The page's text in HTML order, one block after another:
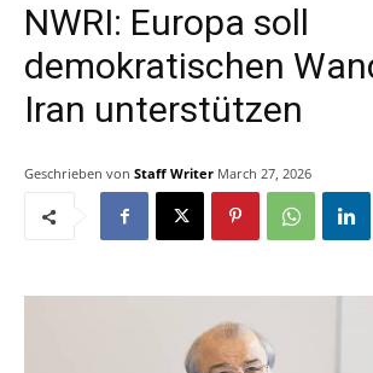
NWRI: Europa soll
demokratischen
Iran unterstützen
Geschrieben von Staff Writer March 27, 2026